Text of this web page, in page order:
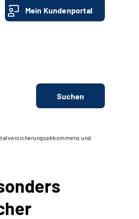
Mein Kundenportal
Suchen
und